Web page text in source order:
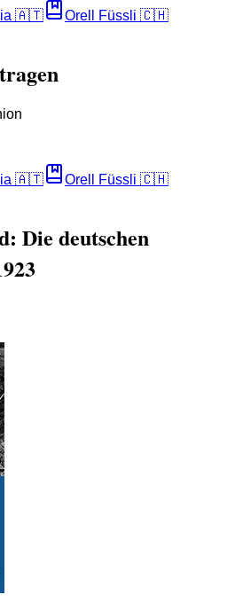
🇦🇹 Orell Füssli 🇨🇭
🇦🇹 Orell Füssli 🇨🇭
Die deutschen